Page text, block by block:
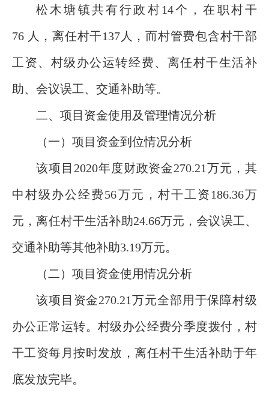
松木塘镇共有行政村14个，在职村干
76 人，离任村干137人，而村管费包含村干部
工资、村级办公运转经费、离任村干生活补
助、会议误工、交通补助等。
二、项目资金使用及管理情况分析
（一）项目资金到位情况分析
该项目2020年度财政资金270.21万元，其
中村级办公经费56万元，村干工资186.36万
元，离任村干生活补助24.66万元，会议误工、
交通补助等其他补助3.19万元。
（二）项目资金使用情况分析
该项目资金270.21万元全部用于保障村级
办公正常运转。村级办公经费分季度拨付，村
干工资每月按时发放，离任村干生活补助于年
底发放完毕。